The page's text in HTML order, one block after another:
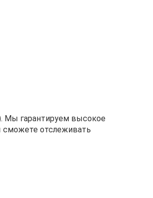
Мы гарантируем высокое
сможете отслеживать